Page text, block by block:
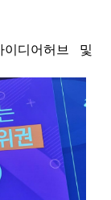
디어허브 및